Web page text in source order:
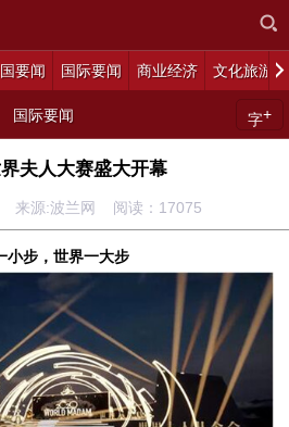
要闻 国际要闻 商业经济 文化旅游
国际要闻 字+
夫人大赛盛大开幕
源:波兰网 阅读： 17075
小步，世界一大步